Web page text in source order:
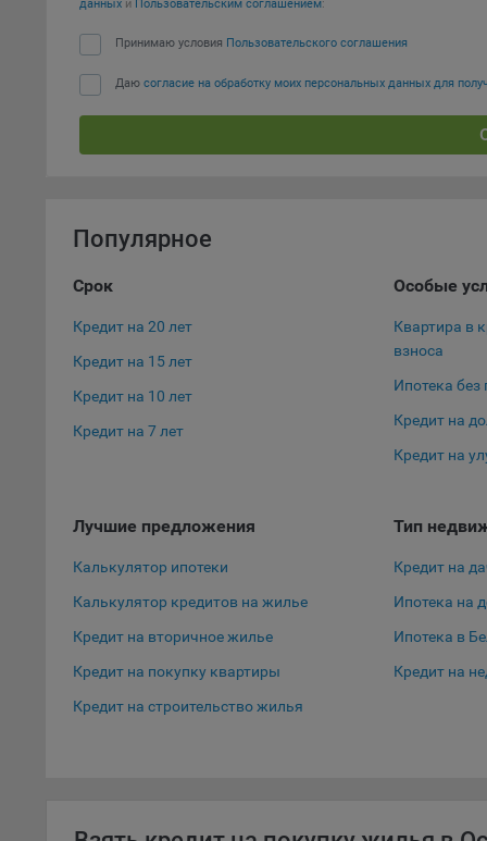
данных и Пользовательским соглашением:
Принимаю условия Пользовательского соглашения
Даю согласие на обработку моих персональных данных для
Популярное
Срок
Кредит на 20 лет
Кредит на 15 лет
Кредит на 10 лет
Кредит на 7 лет
Особые
Квартира в
взноса
Ипотека без
Кредит на
Кредит на
Лучшие предложения
Калькулятор ипотеки
Калькулятор кредитов на жилье
Кредит на вторичное жилье
Кредит на покупку квартиры
Кредит на строительство жилья
Тип
Кредит на
Ипотека на
Ипотека в
Кредит на